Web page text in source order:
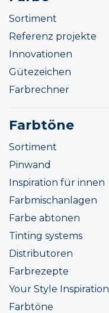
Sortiment
Referenz projekte
Innovationen
Gütezeichen
Farbrechner
Farbtöne
Sortiment
Pinwand
Inspiration für innen
Farbmischanlagen
Farbe abtonen
Tinting systems
Distributoren
Farbrezepte
Your Style Inspiration
Farbtöne